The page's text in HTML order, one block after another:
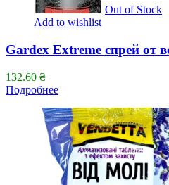
Out of Stock
Add to wishlist
Gardex Extreme спрей от
132.60 ₴
Подробнее